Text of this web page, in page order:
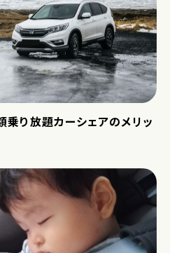
乗り放題カーシェアのメリッ